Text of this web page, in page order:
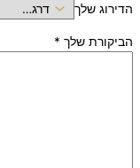
הדירוג שלך
הביקורת שלך *